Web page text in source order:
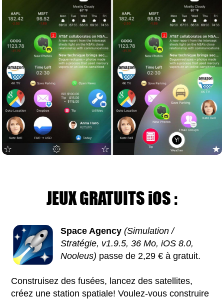
JEUX GRATUITS iOS :
Space Agency (Simulation /
Stratégie, v1.9.5, 36 Mo, iOS 8.0,
Nooleus) passe de 2,29 € à gratuit.
Construisez des fusées, lancez des satellites,
créez une station spatiale! Voulez-vous construire